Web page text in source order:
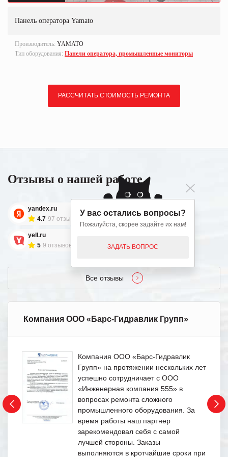
Панель оператора Yamato
Производитель: YAMATO
Тип оборудования: Панели оператора, промышленные мониторы
РАССЧИТАТЬ СТОИМОСТЬ РЕМОНТА
Отзывы о нашей работе
yandex.ru
4.7 97 отзывов
yell.ru
5 9 отзывов
Все отзывы
Компания ООО «Барс-Гидравлик Групп»
Компания ООО «Барс-Гидравлик
Групп» на протяжении нескольких лет
успешно сотрудничает с ООО
«Инженерная компания 555» в
вопросах ремонта сложного
промышленного оборудования. За
время работы наш партнер
зарекомендовал себя с самой
лучшей стороны. Заказы
выполняются в кротчайшие сроки при
У вас остались вопросы?
Пожалуйста, скорее задайте их нам!
ЗАДАТЬ ВОПРОС